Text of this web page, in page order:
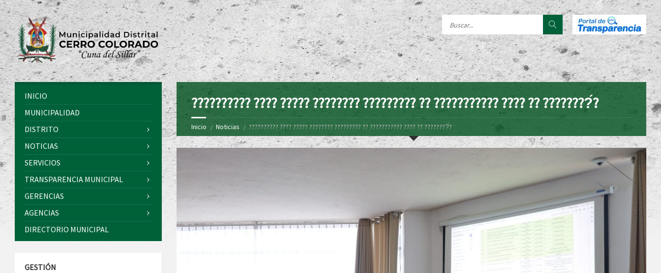
?????????? ???? ????? ???????? ????????? ?? ??????????? ???? ?? ????????́?
Inicio Noticias ?????????? ???? ????? ???????? ????????? ?? ??????????? ???? ?? ????????́?
INICIO
MUNICIPALIDAD
DISTRITO
NOTICIAS
SERVICIOS
TRANSPARENCIA MUNICIPAL
GERENCIAS
AGENCIAS
DIRECTORIO MUNICIPAL
GESTIÓN